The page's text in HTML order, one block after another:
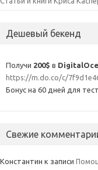
Дешевый бекенд
Получи 200$ в
https://m.do.co/c/
Бонус на 60 дней для
Свежие
Константин к записи